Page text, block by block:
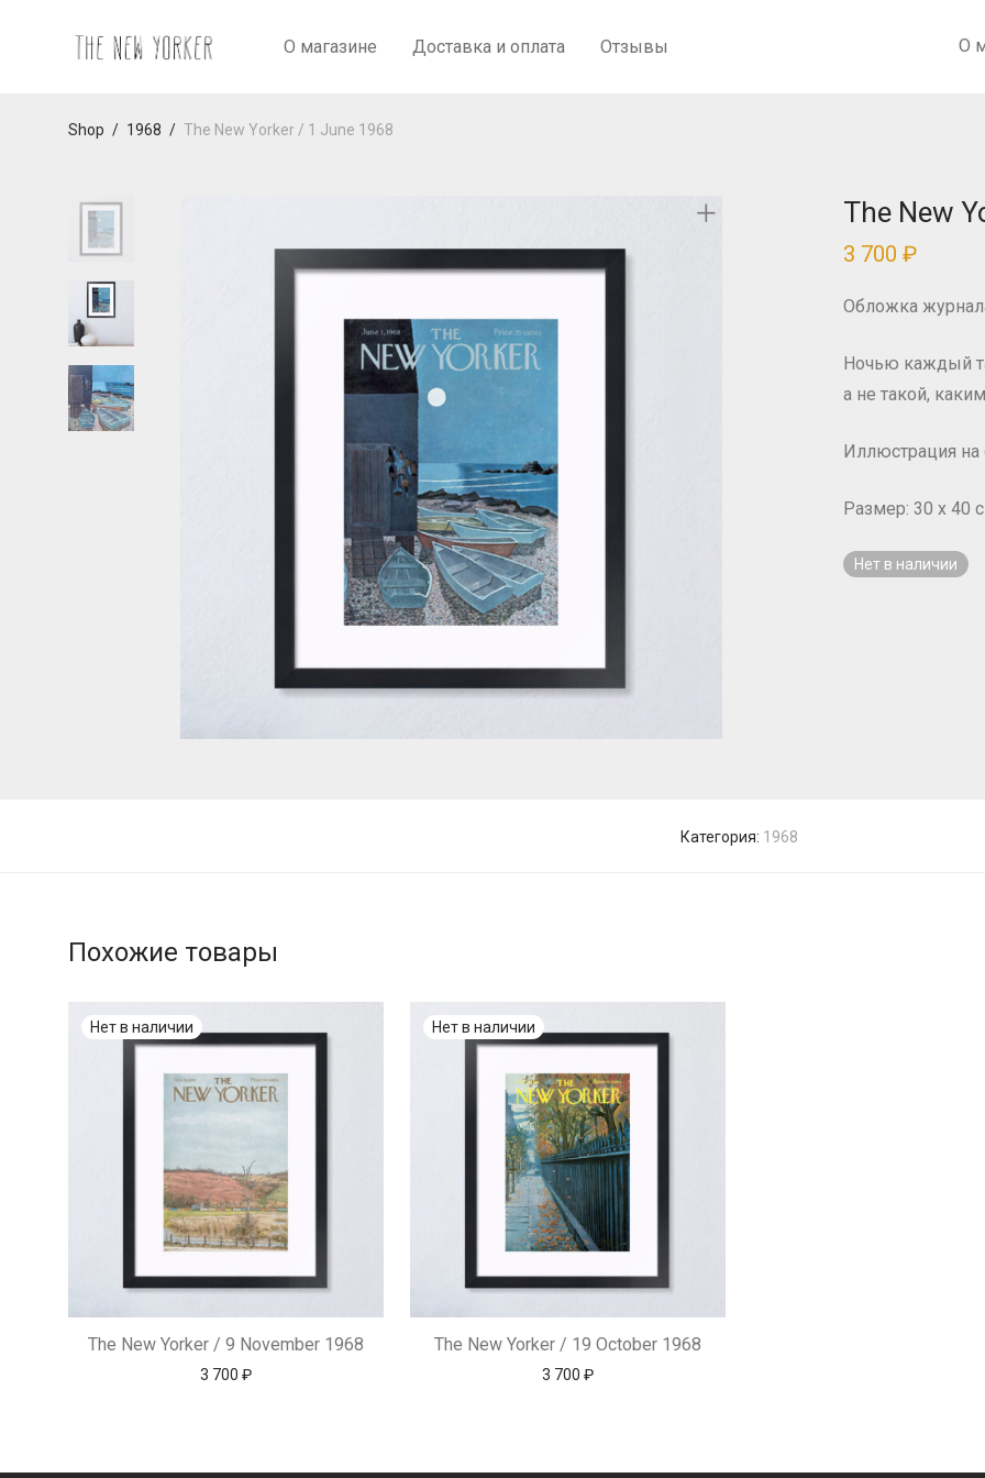
О магазине Доставка и оплата Отзывы О
Shop / 1968 / The New Yorker / 1 June 1968
The New
3 700 ₽
Обложка
Ночью каждый
а не такой,
Иллюстрация на
Размер: 30 x 40
Нет в наличии
Категория: 1968
Похожие товары
The New Yorker / 9 November 1968
3 700 ₽
The New Yorker / 19 October 1968
3 700 ₽